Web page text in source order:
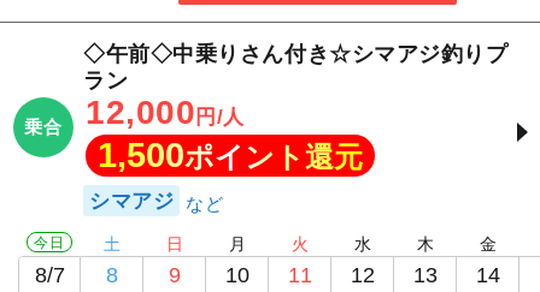
乗合
◇午前◇中乗りさん付き☆シマアジ釣りプ
ラン
12,000 円/人
1,500ポイント還元
シマアジ
今日
8/7
土
8
日
9
月
10
火
11
水
12
木
13
金
14